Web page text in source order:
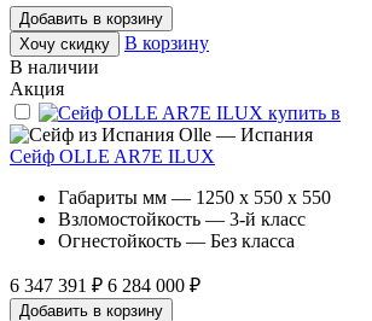
Добавить в корзину
Хочу скидку
В корзину
В наличии
Акция
Olle — Испания
Сейф OLLE AR7E ILUX
Габариты мм — 1250 x 550 x 550
Взломостойкость — 3-й класс
Огнестойкость — Без класса
6 347 391 ₽ 6 284 000 ₽
Добавить в корзину